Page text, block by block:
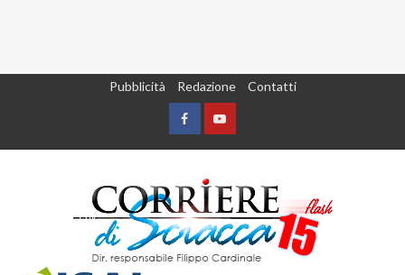
Pubblicità Redazione Contatti
FacebookYountube